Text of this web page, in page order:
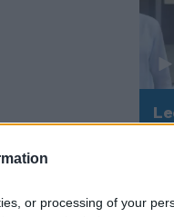
or processing of your
strategia